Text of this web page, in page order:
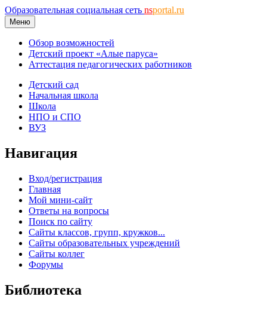
Образовательная социальная сеть nsportal.ru
Меню
Обзор возможностей
Детский проект «Алые паруса»
Аттестация педагогических работников
Детский сад
Начальная школа
Школа
НПО и СПО
ВУЗ
Навигация
Вход/регистрация
Главная
Мой мини-сайт
Ответы на вопросы
Поиск по сайту
Сайты классов, групп, кружков...
Сайты образовательных учреждений
Сайты коллег
Форумы
Библиотека